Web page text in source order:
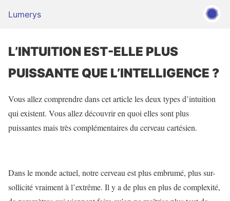
Lumerys
L’INTUITION EST-ELLE PLUS
PUISSANTE QUE L’INTELLIGENCE ?
Vous allez comprendre dans cet article les deux types d’intuition
qui existent. Vous allez découvrir en quoi elles sont plus
puissantes mais très complémentaires du cerveau cartésien.
Dans le monde actuel, notre cerveau est plus embrumé, plus sur-
sollicité vraiment à l’extrême. Il y a de plus en plus de complexité,